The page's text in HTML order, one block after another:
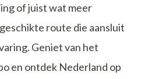
of juist wat meer
route die aansluit
Geniet van het
en ontdek Nederland op